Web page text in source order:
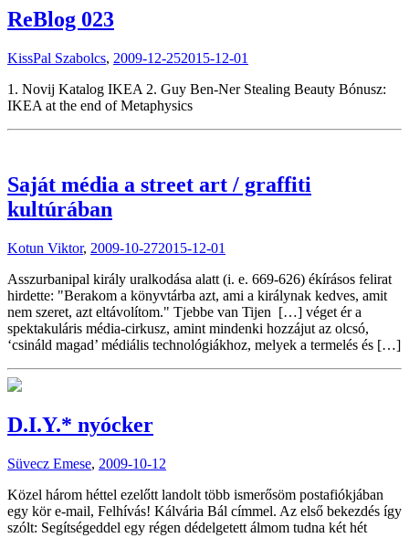
ReBlog 023
KissPal Szabolcs, 2009-12-252015-12-01
1. Novij Katalog IKEA 2. Guy Ben-Ner Stealing Beauty Bónusz:
IKEA at the end of Metaphysics
Saját média a street art / graffiti
kultúrában
Kotun Viktor, 2009-10-272015-12-01
Asszurbanipal király uralkodása alatt (i. e. 669-626) ékírásos felirat
hirdette: "Berakom a könyvtárba azt, ami a királynak kedves, amit
nem szeret, azt eltávolítom." Tjebbe van Tijen […] véget ér a
spektakuláris média-cirkusz, amint mindenki hozzájut az olcsó,
‘csináld magad’ médiális technológiákhoz, melyek a termelés és […]
D.I.Y.* nyócker
Süvecz Emese, 2009-10-12
Közel három héttel ezelőtt landolt több ismerősöm postafiókjában
egy kör e-mail, Felhívás! Kálvária Bál címmel. Az első bekezdés így
szólt: Segítségeddel egy régen dédelgetett álmom tudna két hét